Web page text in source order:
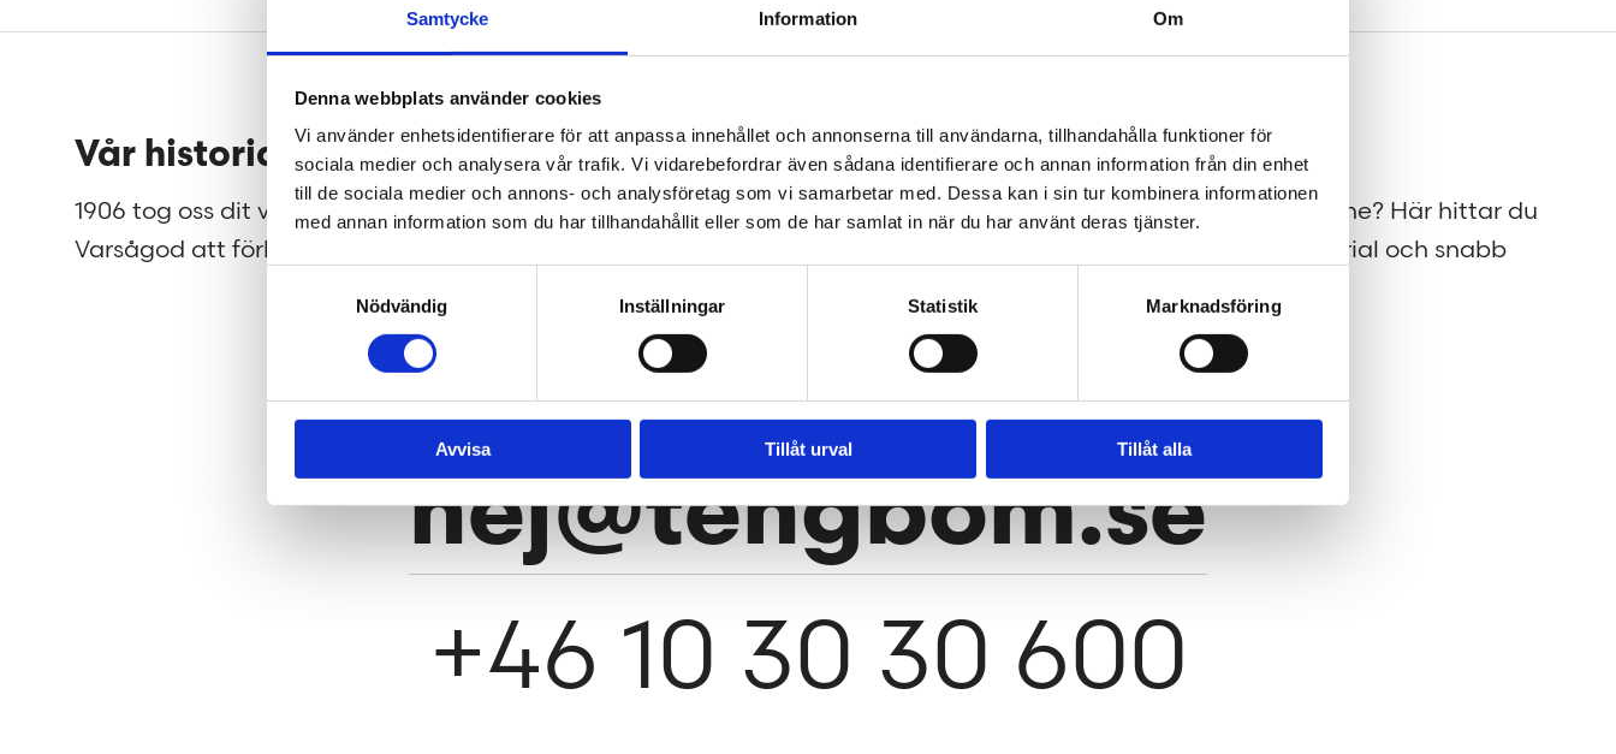
Samtycke Information Om
Denna webbplats använder cookies
Vi använder enhetsidentifierare för att anpassa innehållet och annonserna till användarna, tillhandahålla funktioner för
sociala medier och analysera vår trafik. Vi vidarebefordrar även sådana identifierare och annan information från din enhet
till de sociala medier och annons- och analysföretag som vi samarbetar med. Dessa kan i sin tur kombinera informationen
med annan information som du har tillhandahållit eller som de har samlat in när du har använt deras tjänster.
Nödvändig
Inställningar Statistik Marknadsföring
Avvisa Tillåt urval Tillåt alla
Sidfot
Vår historia
1906 tog oss dit vi är idag.
Varsågod att förkovra.
Jobba hos oss
På Tengbom letar vi alltid
Nyhetsbrev
Prenumerera gärna på
Press
Tajt deadline? Här hittar du
pressmaterial och snabb
hej@tengbom.se
+46 10 30 30 600